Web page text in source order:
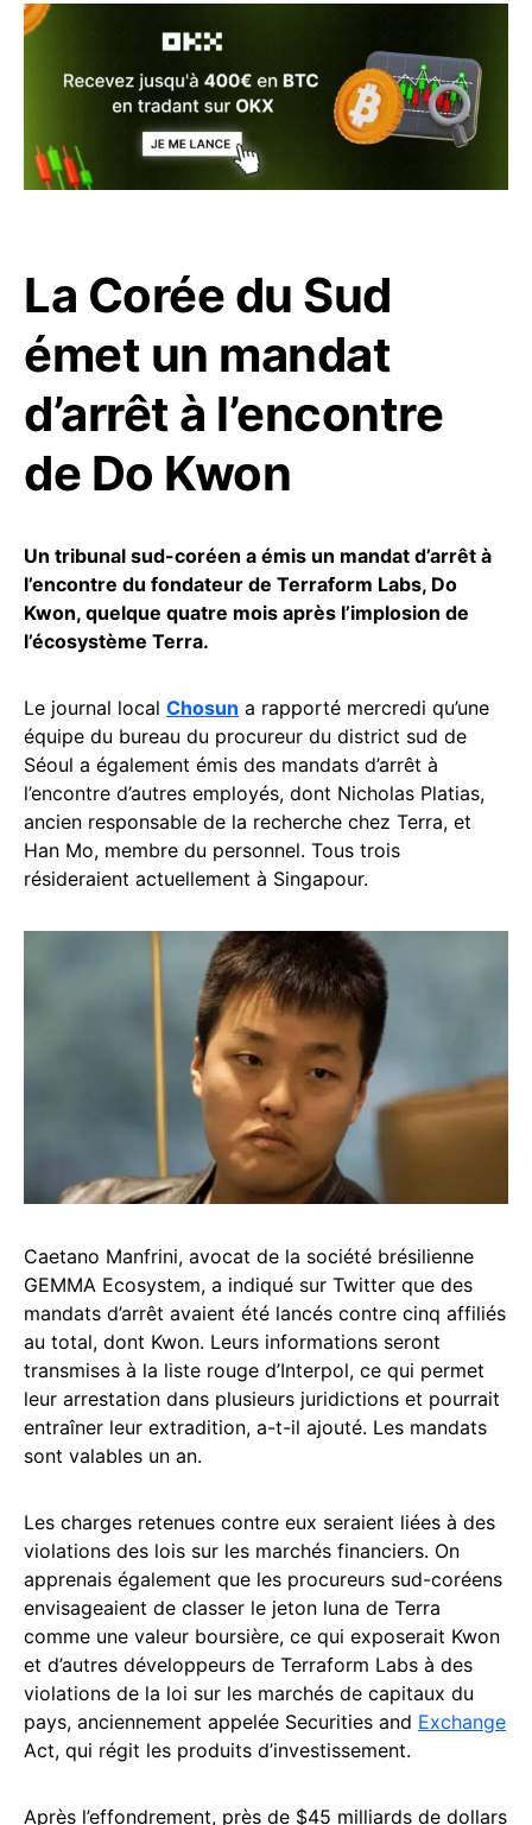
La Corée du Sud
émet un mandat
d’arrêt à l’encontre
de Do Kwon
Un tribunal sud-coréen a émis un mandat d’arrêt à
l’encontre du fondateur de Terraform Labs, Do
Kwon, quelque quatre mois après l’implosion de
l’écosystème Terra.
Le journal local Chosun a rapporté mercredi qu’une
équipe du bureau du procureur du district sud de
Séoul a également émis des mandats d’arrêt à
l’encontre d’autres employés, dont Nicholas Platias,
ancien responsable de la recherche chez Terra, et
Han Mo, membre du personnel. Tous trois
résideraient actuellement à Singapour.
Caetano Manfrini, avocat de la société brésilienne
GEMMA Ecosystem, a indiqué sur Twitter que des
mandats d’arrêt avaient été lancés contre cinq affiliés
au total, dont Kwon. Leurs informations seront
transmises à la liste rouge d’Interpol, ce qui permet
leur arrestation dans plusieurs juridictions et pourrait
entraîner leur extradition, a-t-il ajouté. Les mandats
sont valables un an.
Les charges retenues contre eux seraient liées à des
violations des lois sur les marchés financiers. On
apprenais également que les procureurs sud-coréens
envisageaient de classer le jeton luna de Terra
comme une valeur boursière, ce qui exposerait Kwon
et d’autres développeurs de Terraform Labs à des
violations de la loi sur les marchés de capitaux du
pays, anciennement appelée Securities and Exchange
Act, qui régit les produits d’investissement.
Après l’effondrement, près de $45 milliards de dollars